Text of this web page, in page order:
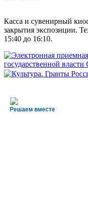
Касса и сувенирный
закрытия экспозиции.
15:40 до 16:10.
Решаем вместе